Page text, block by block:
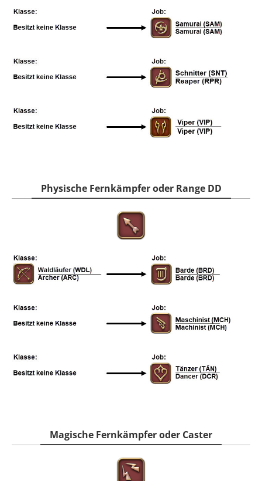
Physische Fernkämpfer oder Range DD
Magische Fernkämpfer oder Caster